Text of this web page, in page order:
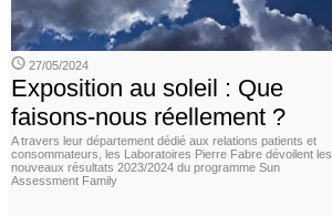
27/05/2024
Exposition au soleil : Que
faisons-nous réellement ?
A travers leur département dédié aux relations patients et
consommateurs, les Laboratoires Pierre Fabre dévoilent les
nouveaux résultats 2023/2024 du programme Sun
Assessment Family